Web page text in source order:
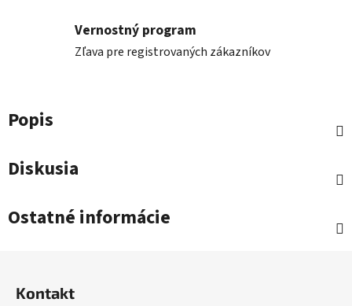
Vernostný program
Zľava pre registrovaných zákazníkov
Popis
Diskusia
Ostatné informácie
Kontakt